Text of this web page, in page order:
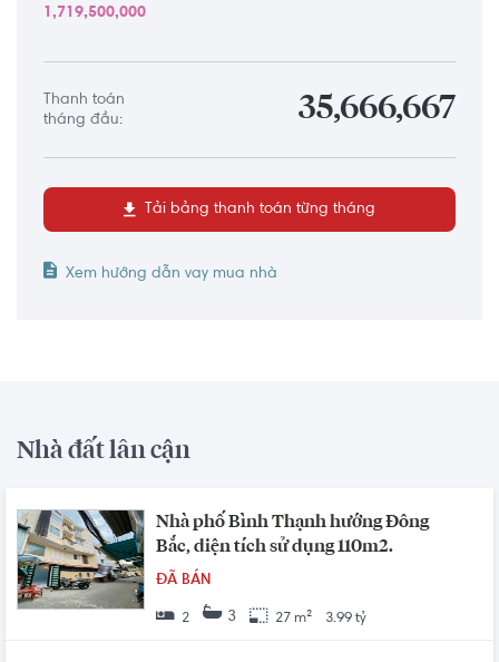
1,719,500,000
Thanh toán
tháng đầu:
35,666,667
Tải bảng thanh toán từng tháng
Xem hướng dẫn vay mua nhà
Nhà đất lân cận
Nhà phố Bình Thạnh hướng Đông
Bắc, diện tích sử dụng 110m2.
ĐÃ BÁN
2 3 27 m² 3.99 tỷ